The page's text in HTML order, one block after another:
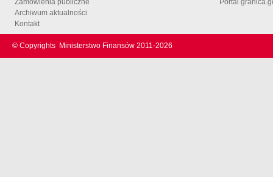
Archiwum aktualności
Kontakt
© Copyrights Ministerstwo Finansów 2011-2026